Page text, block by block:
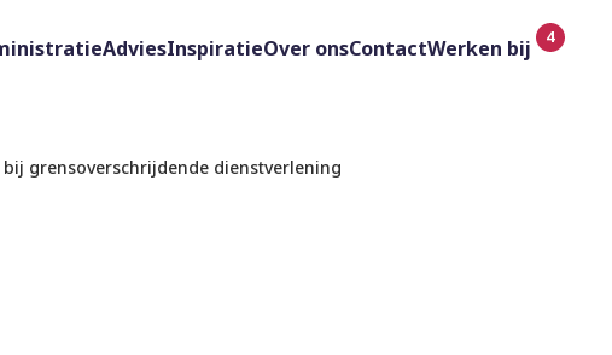
AdviesInspiratieOver onsContactWerken bij
grensoverschrijdende dienstverlening